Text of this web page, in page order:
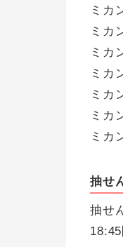
ミカ
ミカ
ミカ
ミカ
ミカ
ミカ
ミカ
抽せ
抽せ